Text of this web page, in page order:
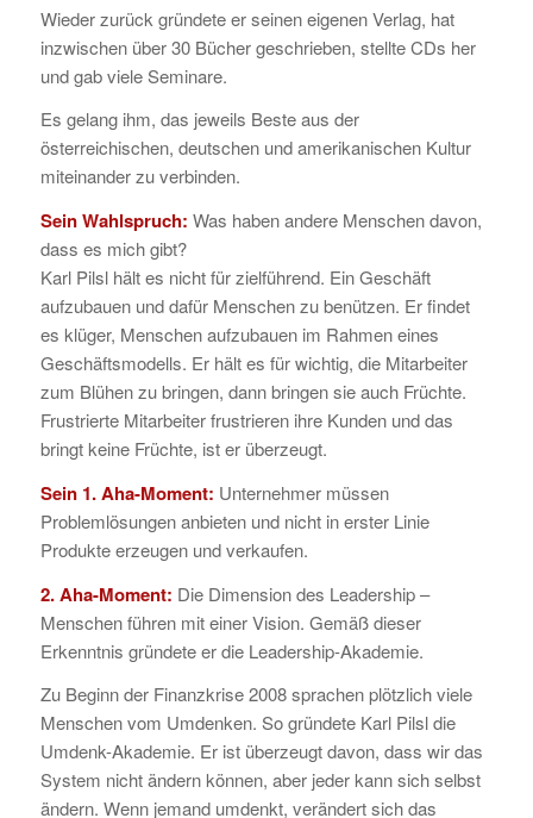
Wieder zurück gründete er seinen eigenen Verlag, hat
inzwischen über 30 Bücher geschrieben, stellte CDs her
und gab viele Seminare.
Es gelang ihm, das jeweils Beste aus der
österreichischen, deutschen und amerikanischen Kultur
miteinander zu verbinden.
Sein Wahlspruch: Was haben andere Menschen davon,
dass es mich gibt?
Karl Pilsl hält es nicht für zielführend. Ein Geschäft
aufzubauen und dafür Menschen zu benützen. Er findet
es klüger, Menschen aufzubauen im Rahmen eines
Geschäftsmodells. Er hält es für wichtig, die Mitarbeiter
zum Blühen zu bringen, dann bringen sie auch Früchte.
Frustrierte Mitarbeiter frustrieren ihre Kunden und das
bringt keine Früchte, ist er überzeugt.
Sein 1. Aha-Moment: Unternehmer müssen
Problemlösungen anbieten und nicht in erster Linie
Produkte erzeugen und verkaufen.
2. Aha-Moment: Die Dimension des Leadership –
Menschen führen mit einer Vision. Gemäß dieser
Erkenntnis gründete er die Leadership-Akademie.
Zu Beginn der Finanzkrise 2008 sprachen plötzlich viele
Menschen vom Umdenken. So gründete Karl Pilsl die
Umdenk-Akademie. Er ist überzeugt davon, dass wir das
System nicht ändern können, aber jeder kann sich selbst
ändern. Wenn jemand umdenkt, verändert sich das